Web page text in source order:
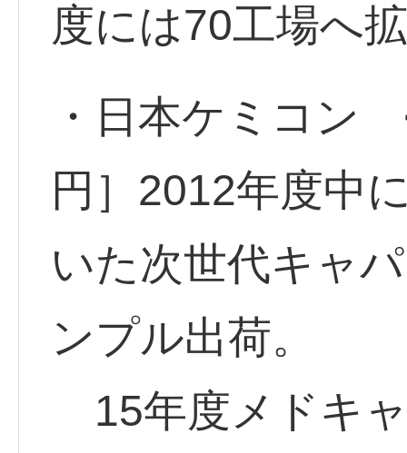
度には70工場へ
・日本ケミコン
円］2012年度中
いた次世代キャ
ンプル出荷。
15年度メドキ